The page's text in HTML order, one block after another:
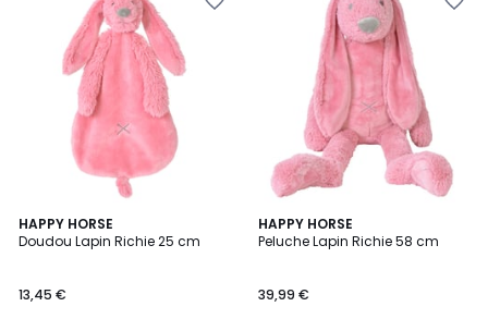
HAPPY HORSE
Doudou Lapin Richie 25 cm
13,45 €
HAPPY HORSE
Peluche Lapin Richie 58 cm
39,99 €